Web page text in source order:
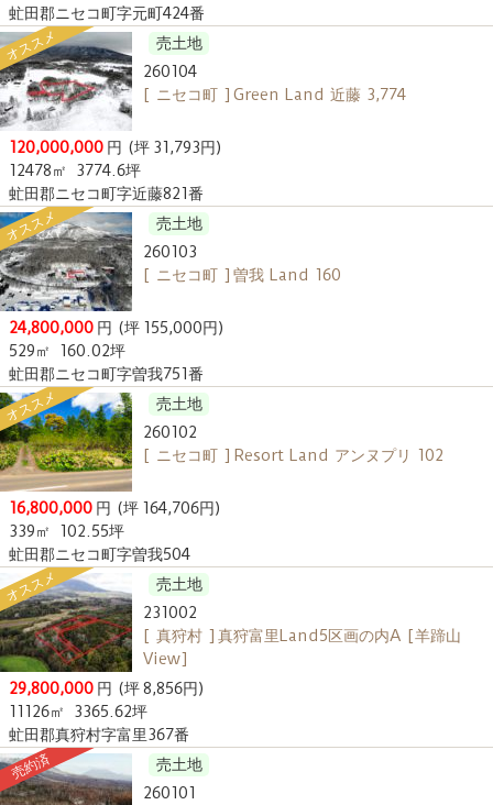
虻田郡ニセコ町字元町424番
オススメ
売土地
260104
[ ニセコ町 ] Green Land 近藤 3,774
120,000,000 円 (坪 31,793円)
12478㎡
3774.6坪
虻田郡ニセコ町字近藤821番
オススメ
売土地
260103
[ ニセコ町 ] 曽我 Land 160
24,800,000 円 (坪 155,000円)
529㎡
160.02坪
虻田郡ニセコ町字曽我751番
オススメ
売土地
260102
[ ニセコ町 ] Resort Land アンヌプリ 102
16,800,000 円 (坪 164,706円)
339㎡
102.55坪
虻田郡ニセコ町字曽我504
オススメ
売土地
231002
[ 真狩村 ] 真狩富里Land5区画の内A [羊蹄山
View]
29,800,000 円 (坪 8,856円)
11126㎡
3365.62坪
虻田郡真狩村字富里367番
売約済
売土地
260101